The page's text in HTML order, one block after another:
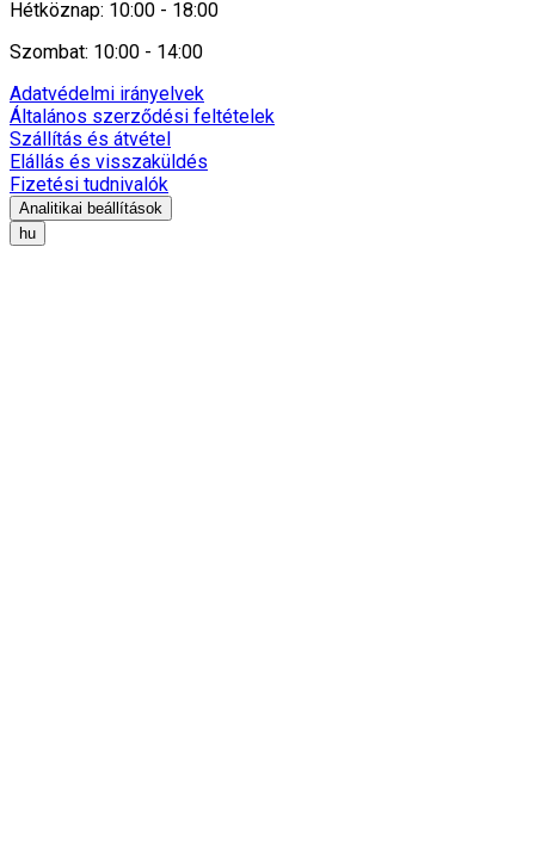
Hétköznap: 10:00 - 18:00
Szombat: 10:00 - 14:00
Adatvédelmi irányelvek
Általános szerződési feltételek
Szállítás és átvétel
Elállás és visszaküldés
Fizetési tudnivalók
Analitikai beállítások
hu